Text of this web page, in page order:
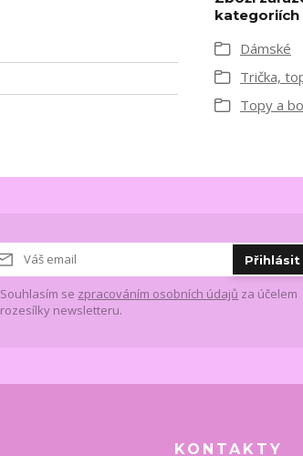
kategoriích
Dámské
Trička,
Topy a
Přihlásit
Souhlasím se zpracováním osobních údajů za účelem
rozesílky newsletteru.
KONTAKTY